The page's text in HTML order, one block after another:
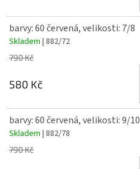
barvy: 60 červená, velikosti: 7/8
Skladem | 882/72
790 Kč
580 Kč
barvy: 60 červená, velikosti: 9/10
Skladem | 882/78
790 Kč